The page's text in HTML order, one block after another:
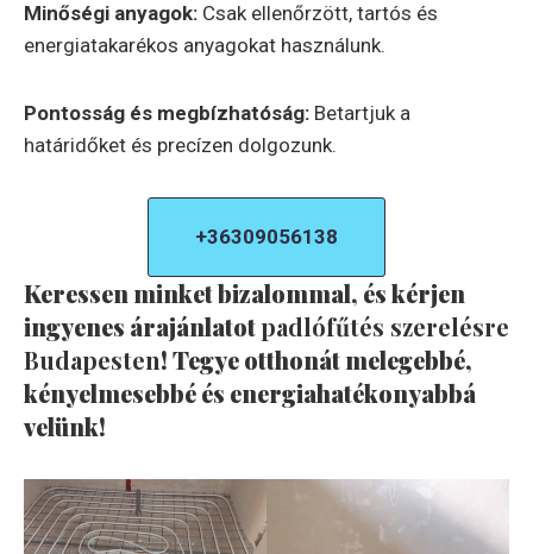
Minőségi anyagok: Csak ellenőrzött, tartós és
energiatakarékos anyagokat használunk.
Pontosság és megbízhatóság: Betartjuk a
határidőket és precízen dolgozunk.
+36309056138
Keressen minket bizalommal, és kérjen
ingyenes árajánlatotpadlófűtés szerelésre
Budapesten! Tegye otthonát melegebbé,
kényelmesebbé és energiahatékonyabbá
velünk!